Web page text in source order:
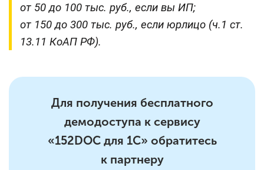
от 50 до 100 тыс. руб., если вы ИП;
от 150 до 300 тыс. руб., если юрлицо (ч.1 ст.
13.11 КоАП РФ).
Для получения бесплатного
демодоступа к сервису
«152DOC для 1С» обратитесь
к партнеру